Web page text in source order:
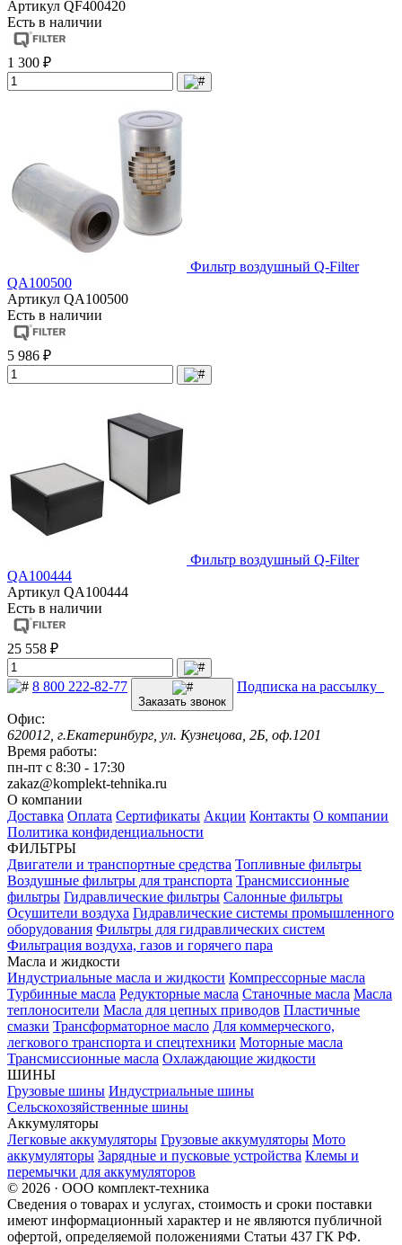
Артикул QF400420
Есть в наличии
1 300 ₽
Фильтр воздушный Q-Filter
QA100500
Артикул QA100500
Есть в наличии
5 986 ₽
Фильтр воздушный Q-Filter
QA100444
Артикул QA100444
Есть в наличии
25 558 ₽
8 800 222-82-77
Заказать звонок
Подписка на рассылку
Офис:
620012, г.Екатеринбург, ул. Кузнецова, 2Б, оф.1201
Время работы:
пн-пт с 8:30 - 17:30
zakaz@komplekt-tehnika.ru
О компании
Доставка Оплата Сертификаты Акции Контакты О компании
Политика конфиденциальности
ФИЛЬТРЫ
Двигатели и транспортные средства Топливные фильтры
Воздушные фильтры для транспорта Трансмиссионные
фильтры Гидравлические фильтры Салонные фильтры
Осушители воздуха Гидравлические системы промышленного
оборудования Фильтры для гидравлических систем
Фильтрация воздуха, газов и горячего пара
Масла и жидкости
Индустриальные масла и жидкости Компрессорные масла
Турбинные масла Редукторные масла Станочные масла Масла
теплоносители Масла для цепных приводов Пластичные
смазки Трансформаторное масло Для коммерческого,
легкового транспорта и спецтехники Моторные масла
Трансмиссионные масла Охлаждающие жидкости
ШИНЫ
Грузовые шины Индустриальные шины
Сельскохозяйственные шины
Аккумуляторы
Легковые аккумуляторы Грузовые аккумуляторы Мото
аккумуляторы Зарядные и пусковые устройства Клемы и
перемычки для аккумуляторов
© 2026 · ООО комплект-техника
Сведения о товарах и услугах, стоимость и сроки поставки
имеют информационный характер и не являются публичной
офертой, определяемой положениями Статьи 437 ГК РФ.